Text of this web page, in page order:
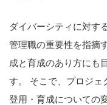
ダイバーシティに対す
管理職の重要性を指摘
成と育成のあり方にも
す。 そこで、プロジェ
登用・育成についての